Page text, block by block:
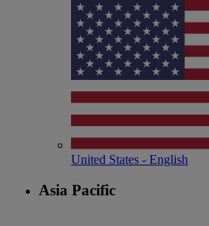
United States - English
Asia Pacific